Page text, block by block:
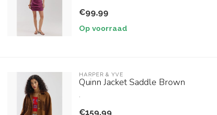
€99,99
Op voorraad
HARPER & YVE
Quinn Jacket Saddle Brown
€159,99